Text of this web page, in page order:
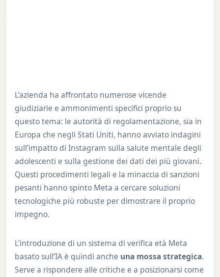
L’azienda ha affrontato numerose vicende
giudiziarie e ammonimenti specifici proprio su
questo tema: le autorità di regolamentazione, sia in
Europa che negli Stati Uniti, hanno avviato indagini
sull’impatto di Instagram sulla salute mentale degli
adolescenti e sulla gestione dei dati dei più giovani.
Questi procedimenti legali e la minaccia di sanzioni
pesanti hanno spinto Meta a cercare soluzioni
tecnologiche più robuste per dimostrare il proprio
impegno.
L’introduzione di un sistema di verifica età Meta
basato sull’IA è quindi anche una mossa strategica.
Serve a rispondere alle critiche e a posizionarsi come